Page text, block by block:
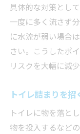
具体的な対策とし
一度に多く流さず
に水流が弱い場合
さい。こうしたポ
リスクを大幅に減
トイレ詰まりを招
トイレに物を落と
物を投入するなど